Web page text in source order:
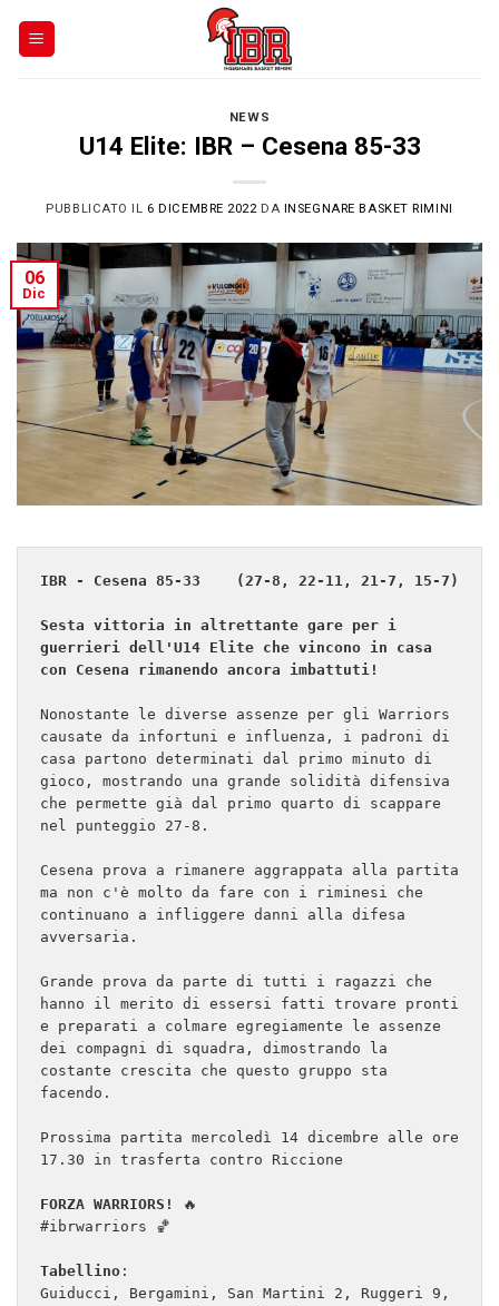
NEWS
U14 Elite: IBR – Cesena 85-33
PUBBLICATO IL 6 DICEMBRE 2022 DA INSEGNARE BASKET RIMINI
06
Dic
IBR - Cesena 85-33    (27-8, 22-11, 21-7, 15-7)
Sesta vittoria in altrettante gare per i
guerrieri dell'U14 Elite che vincono in casa
con Cesena rimanendo ancora imbattuti!
Nonostante le diverse assenze per gli Warriors
causate da infortuni e influenza, i padroni di
casa partono determinati dal primo minuto di
gioco, mostrando una grande solidità difensiva
che permette già dal primo quarto di scappare
nel punteggio 27-8.
Cesena prova a rimanere aggrappata alla partita
ma non c'è molto da fare con i riminesi che
continuano a infliggere danni alla difesa
avversaria.
Grande prova da parte di tutti i ragazzi che
hanno il merito di essersi fatti trovare pronti
e preparati a colmare egregiamente le assenze
dei compagni di squadra, dimostrando la
costante crescita che questo gruppo sta
facendo.
Prossima partita mercoledì 14 dicembre alle ore
17.30 in trasferta contro Riccione
FORZA WARRIORS!
🔥
#ibrwarriors 🏀
Tabellino :
Guiducci, Bergamini, San Martini 2, Ruggeri 9,